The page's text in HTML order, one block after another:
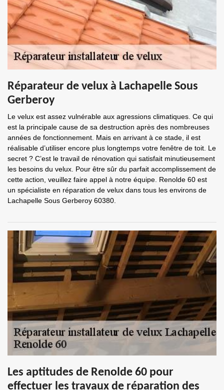
Réparateur de velux à Lachapelle Sous
Gerberoy
Le velux est assez vulnérable aux agressions climatiques. Ce qui
est la principale cause de sa destruction après des nombreuses
années de fonctionnement. Mais en arrivant à ce stade, il est
réalisable d’utiliser encore plus longtemps votre fenêtre de toit. Le
secret ? C’est le travail de rénovation qui satisfait minutieusement
les besoins du velux. Pour être sûr du parfait accomplissement de
cette action, veuillez faire appel à notre équipe. Renolde 60 est
un spécialiste en réparation de velux dans tous les environs de
Lachapelle Sous Gerberoy 60380.
Les aptitudes de Renolde 60 pour
effectuer les travaux de réparation des